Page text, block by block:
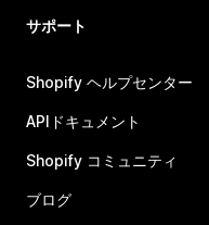
サポート
Shopify ヘルプセンター
APIドキュメント
Shopify コミュニティ
ブログ